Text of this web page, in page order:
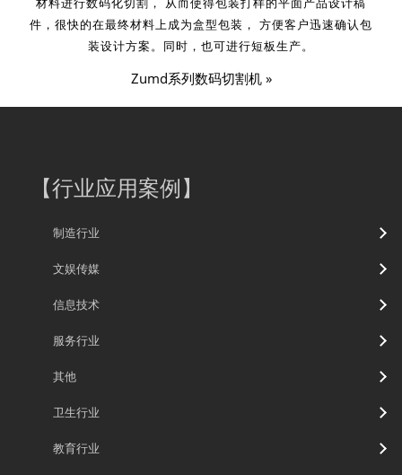
件，很快的在最终材料上成为盒型包装， 方便客户迅速确认包
装设计方案。同时，也可进行短板生产。
Zumd系列数码切割机 »
【行业应用案例】
制造行业
文娱传媒
信息技术
服务行业
其他
卫生行业
教育行业